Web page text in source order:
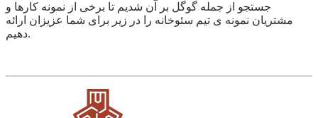
جستجو از جمله گوگل بر آن شدیم تا برخی از نمونه کارها و
مشتریان نمونه ی تیم سئوخانه را در زیر برای شما عزیزان ارائه
دهیم.